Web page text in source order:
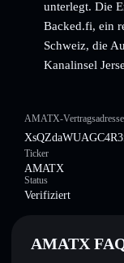
unterlegt. Die
Backed.fi, ein
Schweiz, die
Kanalinsel
AMATX-Vertragsadresse
Ticker
AMATX
Status
Verifiziert
AMATX